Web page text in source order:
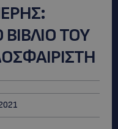
ΤΟΥ